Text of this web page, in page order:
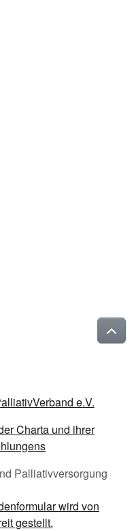
Palliativversorgung